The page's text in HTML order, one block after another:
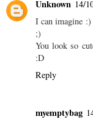
Unknown 14/
I can imagine
;)
You look so
:D
Reply
myemptybag